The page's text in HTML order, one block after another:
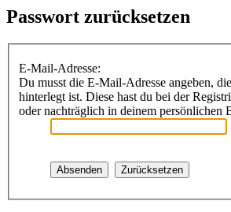
Passwort zurücksetzen
E-Mail-Adresse:
Du musst die E-Mail-Adresse angeben,
hinterlegt ist. Diese hast du bei der
oder nachträglich in deinem persönlichen